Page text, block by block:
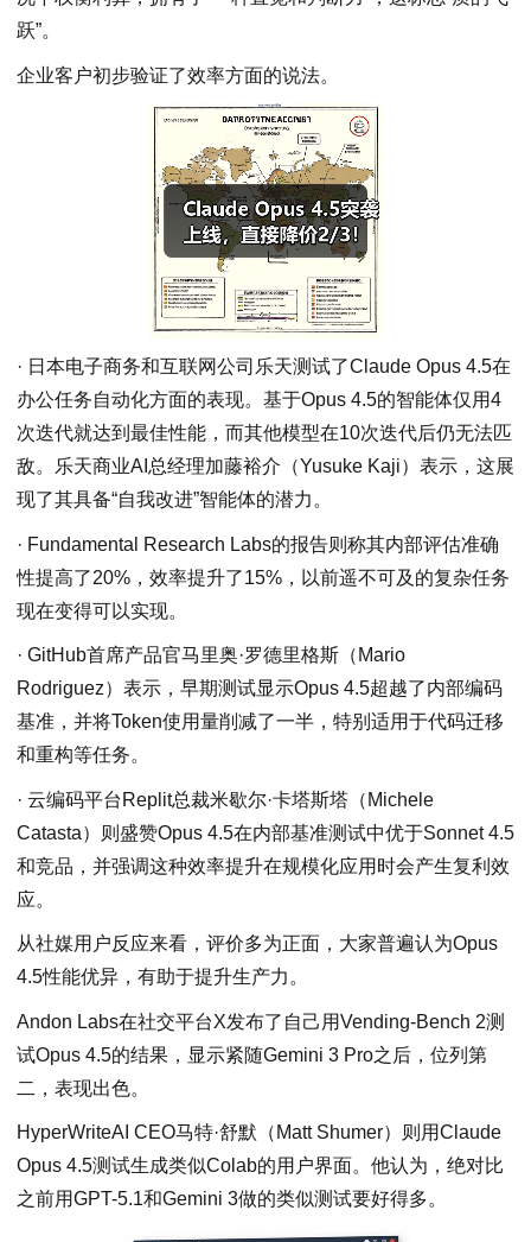
跃”。
企业客户初步验证了效率方面的说法。
· 日本电子商务和互联网公司乐天测试了Claude Opus 4.5在
办公任务自动化方面的表现。基于Opus 4.5的智能体仅用4
次迭代就达到最佳性能，而其他模型在10次迭代后仍无法匹
敌。乐天商业AI总经理加藤裕介（Yusuke Kaji）表示，这展
现了其具备“自我改进”智能体的潜力。
· Fundamental Research Labs的报告则称其内部评估准确
性提高了20%，效率提升了15%，以前遥不可及的复杂任务
现在变得可以实现。
· GitHub首席产品官马里奥·罗德里格斯（Mario
Rodriguez）表示，早期测试显示Opus 4.5超越了内部编码
基准，并将Token使用量削减了一半，特别适用于代码迁移
和重构等任务。
· 云编码平台Replit总裁米歇尔·卡塔斯塔（Michele
Catasta）则盛赞Opus 4.5在内部基准测试中优于Sonnet 4.5
和竞品，并强调这种效率提升在规模化应用时会产生复利效
应。
从社媒用户反应来看，评价多为正面，大家普遍认为Opus
4.5性能优异，有助于提升生产力。
Andon Labs在社交平台X发布了自己用Vending-Bench 2测
试Opus 4.5的结果，显示紧随Gemini 3 Pro之后，位列第
二，表现出色。
HyperWriteAI CEO马特·舒默（Matt Shumer）则用Claude
Opus 4.5测试生成类似Colab的用户界面。他认为，绝对比
之前用GPT-5.1和Gemini 3做的类似测试要好得多。